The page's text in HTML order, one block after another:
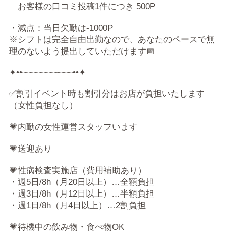
お客様の口コミ投稿1件につき 500P
・減点：当日欠勤は-1000P
※シフトは完全自由出勤なので、あなたのペースで無
理のないよう提出していただけます📅
✦••┈┈┈┈┈┈┈┈┈┈••✦
✅割引イベント時も割引分はお店が負担いたします
（女性負担なし）
💗内勤の女性運営スタッフいます
💗送迎あり
💗性病検査実施店（費用補助あり）
・週5日/8h（月20日以上）…全額負担
・週3日/8h（月12日以上）…半額負担
・週1日/8h（月4日以上）…2割負担
💗待機中の飲み物・食べ物OK